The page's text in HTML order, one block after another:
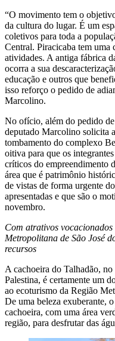
“O movimento tem o
da cultura do lugar. É um
coletivos para toda a
Central. Piracicaba tem uma
atividades. A antiga fábrica
ocorra a sua
educação e outros que
isso reforço o pedido de
Marcolino.
No ofício, além do pedido
deputado Marcolino solicita
tombamento do complexo
oitiva para que os
críticos do empreendimento
área que é patrimônio
de vistas de forma urgente
apresentadas e que são o
novembro.
Com atrativos
Metropolitana de São José
recursos
A cachoeira do Talhadão,
Palestina, é certamente um
ao ecoturismo da Região
De uma beleza exuberante,
cachoeira, com uma área
região, para desfrutar das